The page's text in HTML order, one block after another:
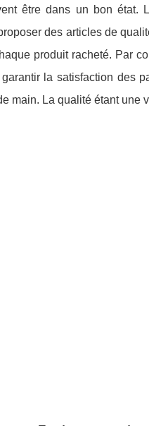
être dans un bon état.
des articles de
produit racheté. Par
la satisfaction des
main. La qualité étant une